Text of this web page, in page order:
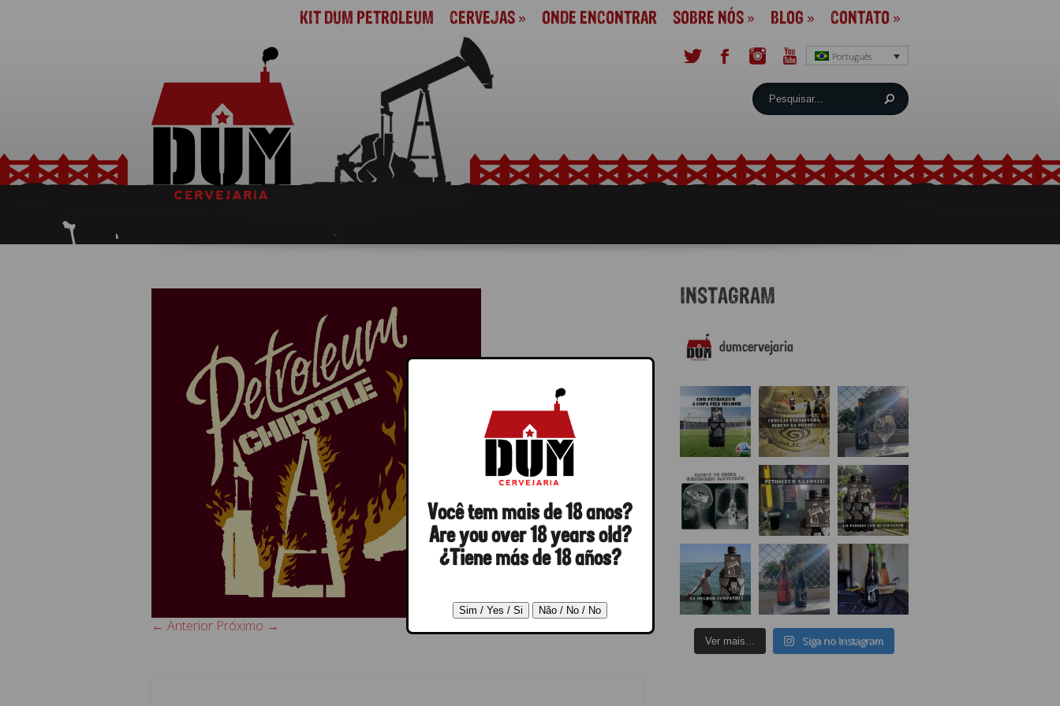
Português
KIT DUM PETROLEUM CERVEJAS » ONDE ENCONTRAR SOBRE NÓS » BLOG » CONTATO »
← Anterior Próximo →
INSTAGRAM
dumcervejaria
Ver mais... Siga no Instagram
Você tem mais de 18 anos?
Are you over 18 years old?
¿Tiene más de 18 años?